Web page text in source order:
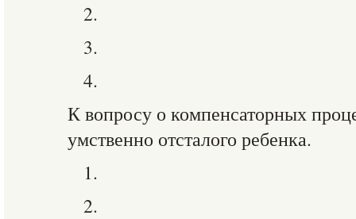
2.
3.
4.
К вопросу о компенсаторных
умственно отсталого ребенка.
1.
2.